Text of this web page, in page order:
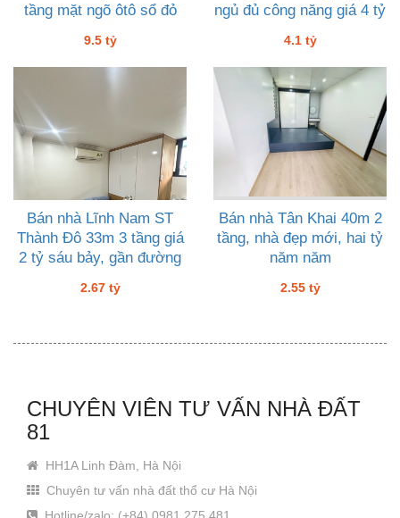
tầng mặt ngõ ôtô sổ đỏ
9.5 tỷ
ngủ đủ công năng giá 4 tỷ
4.1 tỷ
Bán nhà Lĩnh Nam ST
Thành Đô 33m 3 tầng giá
2 tỷ sáu bảy, gần đường
2.67 tỷ
Bán nhà Tân Khai 40m 2
tầng, nhà đẹp mới, hai tỷ
năm năm
2.55 tỷ
CHUYÊN VIÊN TƯ VẤN NHÀ ĐẤT
81
HH1A Linh Đàm, Hà Nội
Chuyên tư vấn nhà đất thổ cư Hà Nội